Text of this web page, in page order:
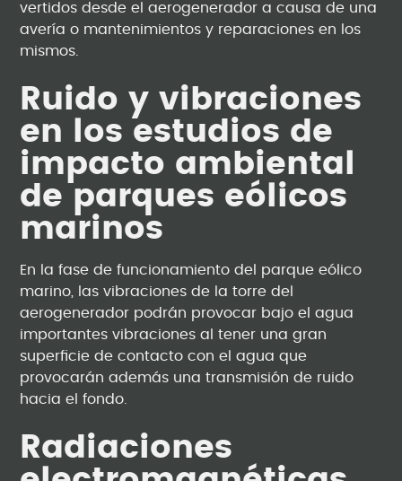
vertidos desde el aerogenerador a causa de una
avería o mantenimientos y reparaciones en los
mismos.
Ruido y vibraciones
en los estudios de
impacto ambiental
de parques eólicos
marinos
En la fase de funcionamiento del parque eólico
marino, las vibraciones de la torre del
aerogenerador podrán provocar bajo el agua
importantes vibraciones al tener una gran
superficie de contacto con el agua que
provocarán además una transmisión de ruido
hacia el fondo.
Radiaciones